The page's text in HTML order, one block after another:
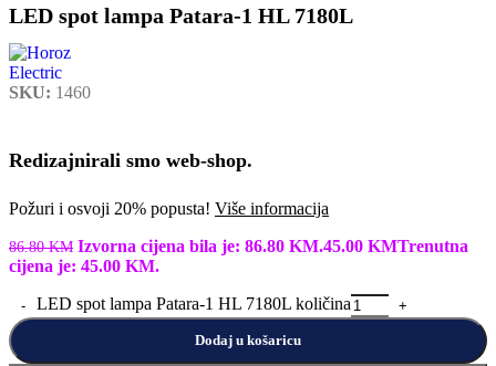
LED spot lampa Patara-1 HL 7180L
SKU: 1460
Redizajnirali smo web-shop.
Požuri i osvoji 20% popusta! Više informacija
86.80KM Izvorna cijena bila je: 86.80 KM.45.00 KMTrenutna
cijena je: 45.00 KM.
LED spot lampa Patara-1 HL 7180L količina
Dodaj u košaricu